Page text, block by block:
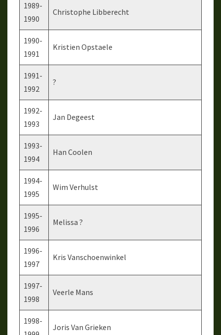
1989-
1990
Christophe Libberecht
1990-
1991
Kristien Opstaele
1991-
1992
?
1992-
1993
Jan Degeest
1993-
1994
Han Coolen
1994-
1995
Wim Verhulst
1995-
1996
Melissa ?
1996-
1997
Kris Vanschoenwinkel
1997-
1998
Veerle Mans
1998-
Joris Van Grieken